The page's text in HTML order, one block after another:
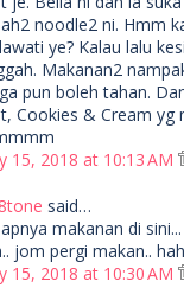
noodle2 ni. Hmm
ye? Kalau lalu
Makanan2
pun boleh tahan.
Cookies & Cream yg
15, 2018 at 10:13 AM
said…
makanan di
jom pergi makan..
15, 2018 at 10:30 AM